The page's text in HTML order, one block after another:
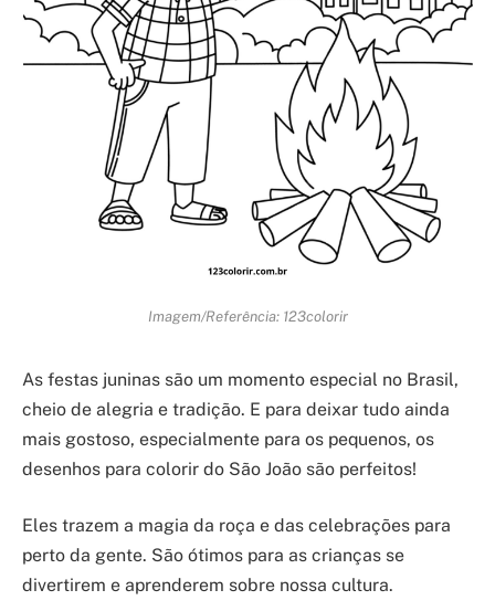
Imagem/Referência: 123colorir
As festas juninas são um momento especial no Brasil,
cheio de alegria e tradição. E para deixar tudo ainda
mais gostoso, especialmente para os pequenos, os
desenhos para colorir do São João são perfeitos!
Eles trazem a magia da roça e das celebrações para
perto da gente. São ótimos para as crianças se
divertirem e aprenderem sobre nossa cultura.